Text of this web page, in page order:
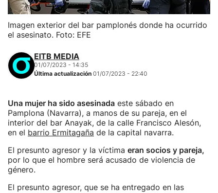
Imagen exterior del bar pamplonés donde ha ocurrido
el asesinato. Foto: EFE
EITB MEDIA
01/07/2023 - 14:35
Última actualización 01/07/2023 - 22:40
Una mujer ha sido asesinada este sábado en
Pamplona (Navarra), a manos de su pareja, en el
interior del bar Anayak, de la calle Francisco Alesón,
en el barrio Ermitagaña de la capital navarra.
El presunto agresor y la víctima eran socios y pareja,
por lo que el hombre será acusado de violencia de
género.
El presunto agresor, que se ha entregado en las